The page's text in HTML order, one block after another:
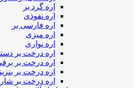
اره گرد بر
اره نفوذی
اره فارسی بر
اره میزی
اره نواری
اره درخت بر
اره درخت بر
اره درخت بر
اره درخت بر